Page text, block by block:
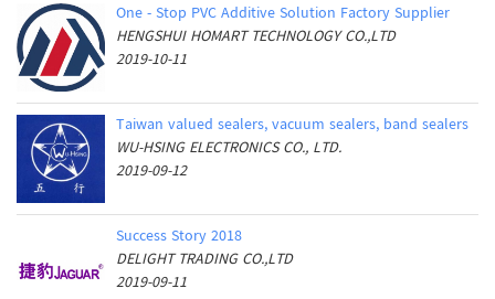
One - Stop PVC Additive Solution Factory Supplier
HENGSHUI HOMART TECHNOLOGY CO.,LTD
2019-10-11
Taiwan valued sealers, vacuum sealers, band sealers
WU-HSING ELECTRONICS CO., LTD.
2019-09-12
Success Story 2018
DELIGHT TRADING CO.,LTD
2019-09-11